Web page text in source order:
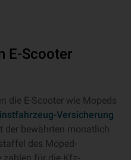
E-Scooter
die E-Scooter wie Mopeds
Versicherung
der bewährten monatlich
des Moped-